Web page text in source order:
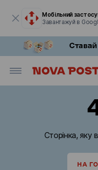
Мобільний
Завантажуй в
Сторінка, яку
НА